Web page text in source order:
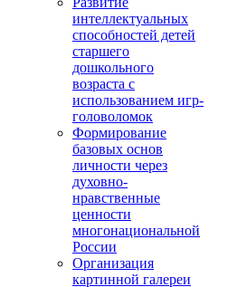
интеллектуальных
способностей детей
старшего
дошкольного
возраста с
использованием игр-
головоломок
Формирование
базовых основ
личности через
духовно-
нравственные
ценности
многонациональной
России
Организация
картинной галереи